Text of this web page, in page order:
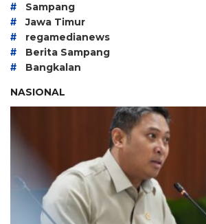
# Sampang
# Jawa Timur
# regamedianews
# Berita Sampang
#
Bangkalan
NASIONAL